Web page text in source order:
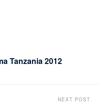
Tanzania 2012
NEXT POST